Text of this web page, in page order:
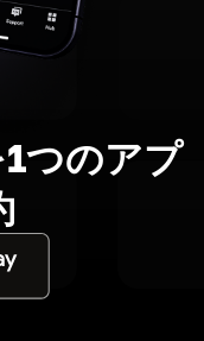
つのアプ